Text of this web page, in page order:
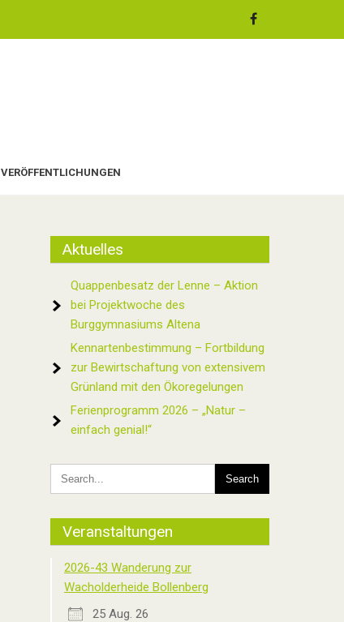
VERÖFFENTLICHUNGEN
Aktuelles
Quappenbesatz der Lenne – Aktion
bei Projektwoche des
Burggymnasiums Altena
Kennartenbestimmung – Fortbildung
zur Bewirtschaftung von extensivem
Grünland mit den Ökoregelungen
Ferienprogramm 2026 – „Natur –
einfach genial!“
Veranstaltungen
2026-43 Wanderung zur
Wacholderheide Bollenberg
25 Aug. 26